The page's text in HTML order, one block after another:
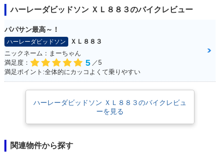
ハーレーダビッドソン ＸＬ８８３のバイクレビュー
パパサン最高～！
ハーレーダビッドソン
ＸＬ８８３
ニックネーム：まーちゃん
満足度：
5 ／5
満足ポイント:全体的にカッコよくて乗りやすい
ハーレーダビッドソン ＸＬ８８３のバイクレビュ
ーを見る
関連物件から探す